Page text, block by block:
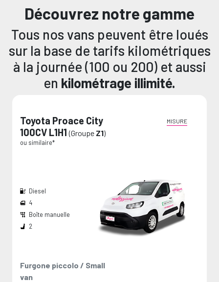
Optez pour le plan Van Protection !
seulement € / par jour
inclut également le deuxième conducteur.
contactez-nous
Découvrez notre gamme
Tous nos vans peuvent être loués
sur la base de tarifs kilométriques
à la journée (100 ou 200) et aussi
en kilométrage illimité.
Toyota Proace City
100CV L1H1(Groupe Z1)
ou similaire*
Furgone piccolo / Small
van
MISURE
Diesel
4
Boîte manuelle
2